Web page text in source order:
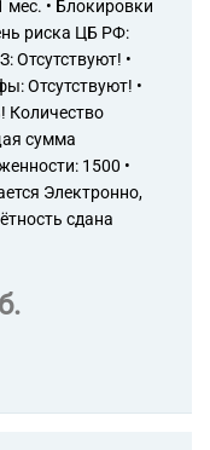
изысканий,
технического
управления
строительства,
строительного
и авторского
предоставление
в
защиты информации
оборудования
мес. • Блокировки
риска ЦБ РФ:
Отсутствуют! •
Отсутствуют! •
Количество
сумма
1500 •
Электронно,
сдана